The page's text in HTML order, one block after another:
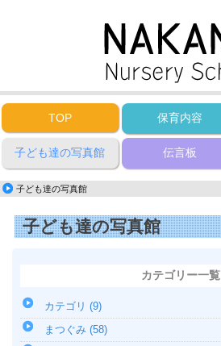
TOP 保育内容
子ども達の写真館 伝言板
子ども達の写真館
子ども達の写真館
カテゴリー一覧
カテゴリ (9)
まつぐみ (58)